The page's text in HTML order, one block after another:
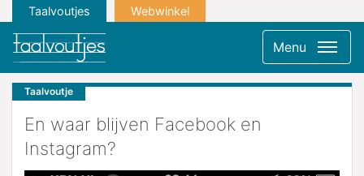
Taalvoutjes Webwinkel
Menu
Taalvoutje
En waar blijven Facebook en
Instagram?